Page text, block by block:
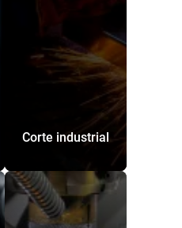
Corte industrial